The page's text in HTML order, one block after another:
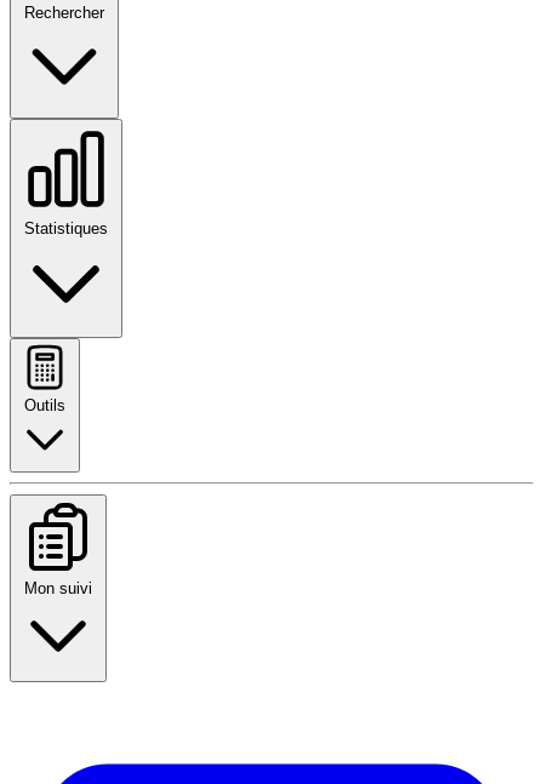
Rechercher
Statistiques
Outils
Mon suivi